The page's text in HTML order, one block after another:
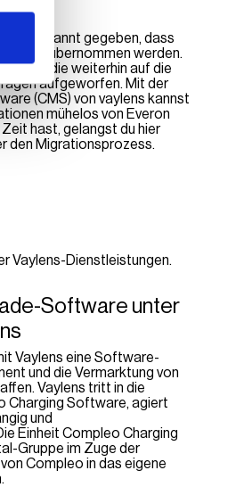
bekannt gegeben, dass
übernommen werden.
die weiterhin auf die
aufgeworfen. Mit der
(CMS) von vaylens kannst
mühelos von Everon
hast, gelangst du hier
den Migrationsprozess.
Software unter
Vaylens eine Software-
und die Vermarktung von
Vaylens tritt in die
Charging Software, agiert
und
Einheit Compleo Charging
Gruppe im Zuge der
Compleo in das eigene